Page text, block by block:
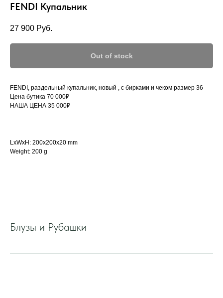
FENDI Купальник
27 900 Руб.
Out of stock
FENDI, раздельный купальник, новый , с бирками и чеком размер 36
Цена бутика 70 000₽
НАША ЦЕНА 35 000₽
LxWxH: 200x200x20 mm
Weight: 200 g
Блузы и Рубашки